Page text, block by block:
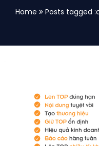
Home Posts tagged